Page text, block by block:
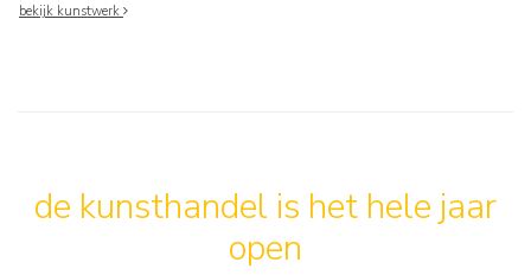
bekijk kunstwerk
de kunsthandel is het hele jaar
open